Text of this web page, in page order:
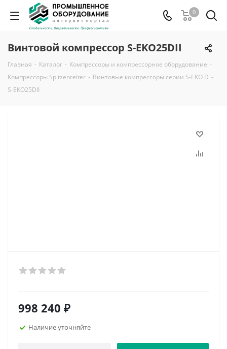
0
Винтовой компрессор S-EKO25DII
Главная - Каталог - Компрессоры и компрессорное оборудование -
Компрессоры Spitzenreiter - Винтовые компрессоры серии S-EKO D -
S-EKO25DII
998 240 ₽
Наличие уточняйте